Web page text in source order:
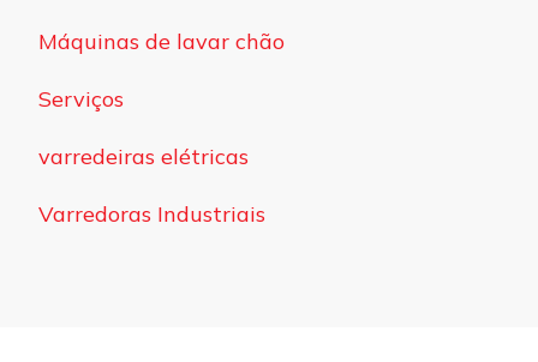
Máquinas de lavar chão
Serviços
varredeiras elétricas
Varredoras Industriais